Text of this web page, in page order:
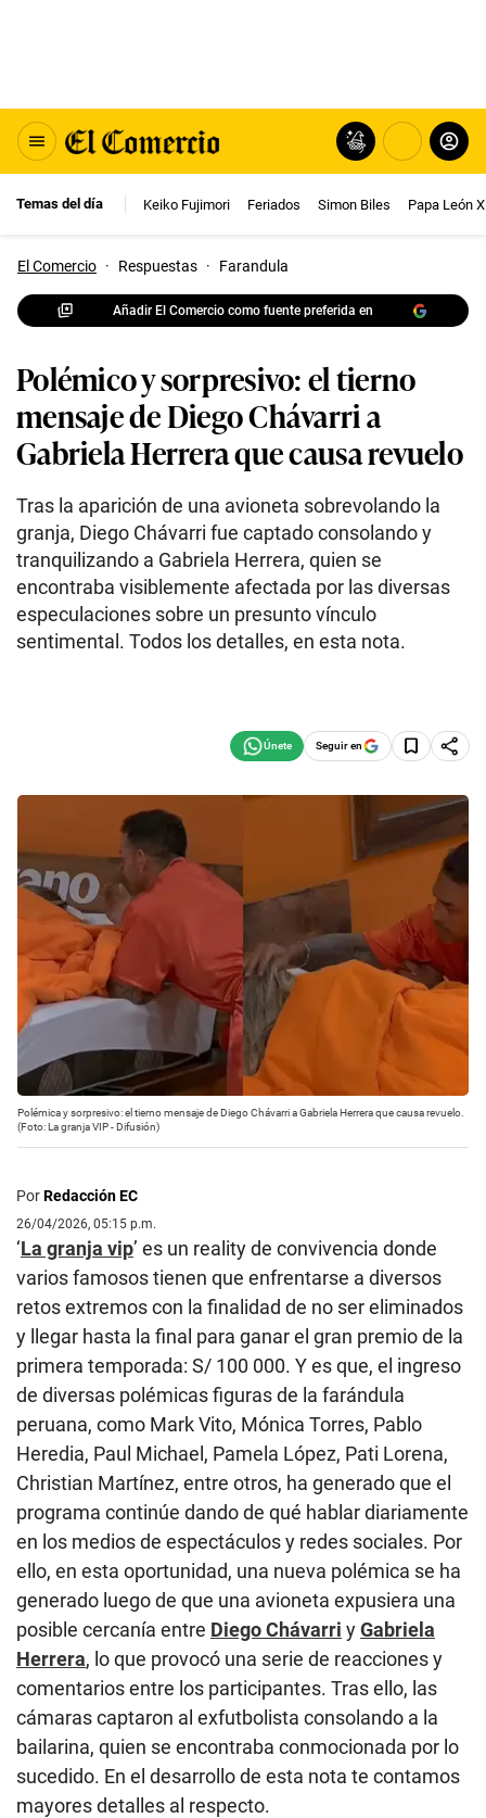
Temas del día Keiko Fujimori Feriados Simon Biles Papa León
El Comercio · Respuestas · Farandula
Añadir El Comercio como fuente preferida en
Polémico y sorpresivo: el tierno
mensaje de Diego Chávarri a
Gabriela Herrera que causa revuelo
Tras la aparición de una avioneta sobrevolando la
granja, Diego Chávarri fue captado consolando y
tranquilizando a Gabriela Herrera, quien se
encontraba visiblemente afectada por las diversas
especulaciones sobre un presunto vínculo
sentimental. Todos los detalles, en esta nota.
Seguir en
Polémica y sorpresivo: el tierno mensaje de Diego Chávarri a Gabriela Herrera que causa revuelo.
(Foto: La granja VIP - Difusión)
PorRedacción EC
26/04/2026, 05:15 p.m.
‘La granja vip’ es un reality de convivencia donde
varios famosos tienen que enfrentarse a diversos
retos extremos con la finalidad de no ser eliminados
y llegar hasta la final para ganar el gran premio de la
primera temporada: S/ 100 000. Y es que, el ingreso
de diversas polémicas figuras de la farándula
peruana, como Mark Vito, Mónica Torres, Pablo
Heredia, Paul Michael, Pamela López, Pati Lorena,
Christian Martínez, entre otros, ha generado que el
programa continúe dando de qué hablar diariamente
en los medios de espectáculos y redes sociales. Por
ello, en esta oportunidad, una nueva polémica se ha
generado luego de que una avioneta expusiera una
posible cercanía entre Diego Chávarri yGabriela
Herrera, lo que provocó una serie de reacciones y
comentarios entre los participantes. Tras ello, las
cámaras captaron al exfutbolista consolando a la
bailarina, quien se encontraba conmocionada por lo
sucedido. En el desarrollo de esta nota te contamos
mayores detalles al respecto.